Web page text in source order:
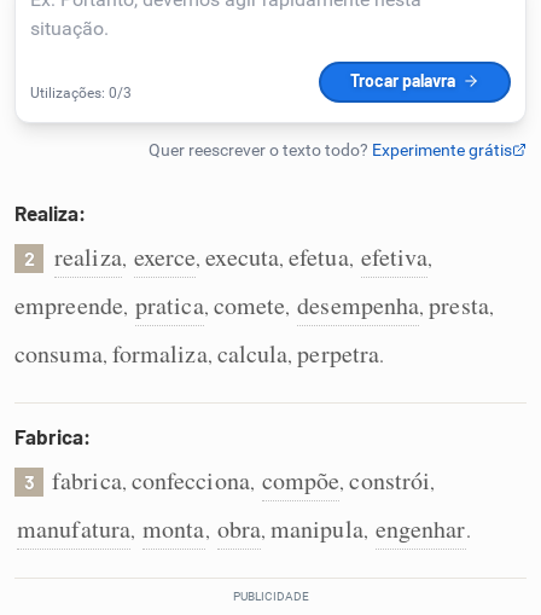
Humanizador de IA
Caça-palavras
Dicionário
Realiza:
2 realiza, exerce,executa,efetua, efetiva,
empreende, pratica, comete, desempenha,presta,
consuma, formaliza, calcula,perpetra.
Fabrica:
3 fabrica, confecciona, compõe,constrói,
manufatura, monta, obra, manipula, engenhar.